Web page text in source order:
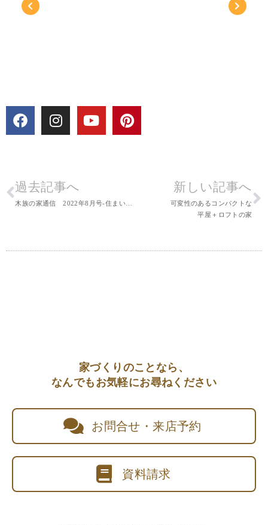
過去記事へ 新しい記事へ
可変性のあるコンパクトな
平屋＋ロフトの家
家づくりのことなら、
なんでもお気軽にお尋ねください
お問合せ・来店予約
資料請求